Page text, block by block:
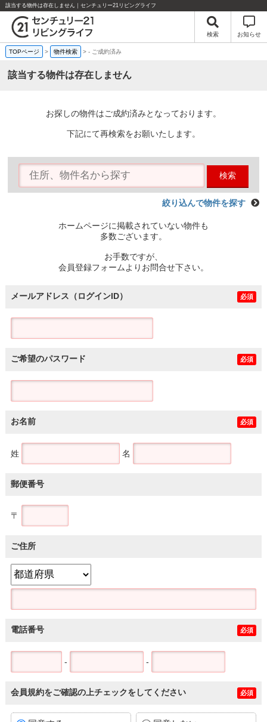
該当する物件は存在しません｜センチュリー21リビングライフ
検索 お知らせ
TOPページ > 物件検索 >- ご成約済み
該当する物件は存在しません
お探しの物件はご成約済みとなっております。
下記にて再検索をお願いたします。
検索
絞り込んで物件を探す
ホームページに掲載されていない物件も
多数ございます。
お手数ですが、
会員登録フォームよりお問合せ下さい。
メールアドレス（ログインID） 必須
ご希望のパスワード 必須
お名前 必須
姓 名
郵便番号
〒
ご住所
電話番号 必須
- -
会員規約をご確認の上チェックをしてください 必須